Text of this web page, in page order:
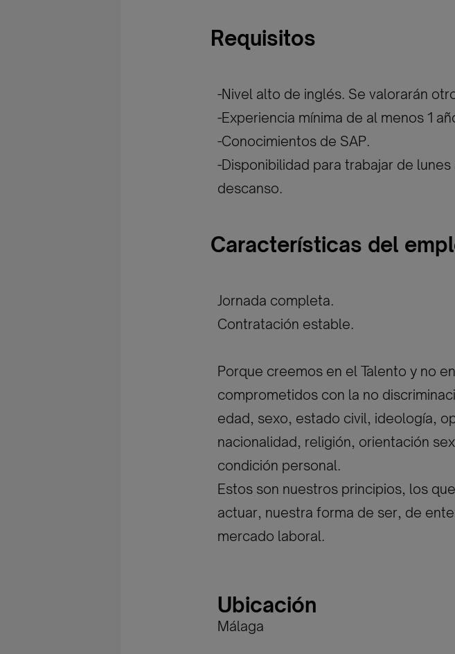
Requisitos
-Nivel alto de inglés. Se valorarán
-Experiencia mínima de al menos 1
-Conocimientos de SAP.
-Disponibilidad para trabajar de
descanso.
Características del
Jornada completa.
Contratación estable.
Porque creemos en el Talento y no
comprometidos con la no
edad, sexo, estado civil, ideología,
nacionalidad, religión, orientación
condición personal.
Estos son nuestros principios, los
actuar, nuestra forma de ser, de
mercado laboral.
Ubicación
Málaga